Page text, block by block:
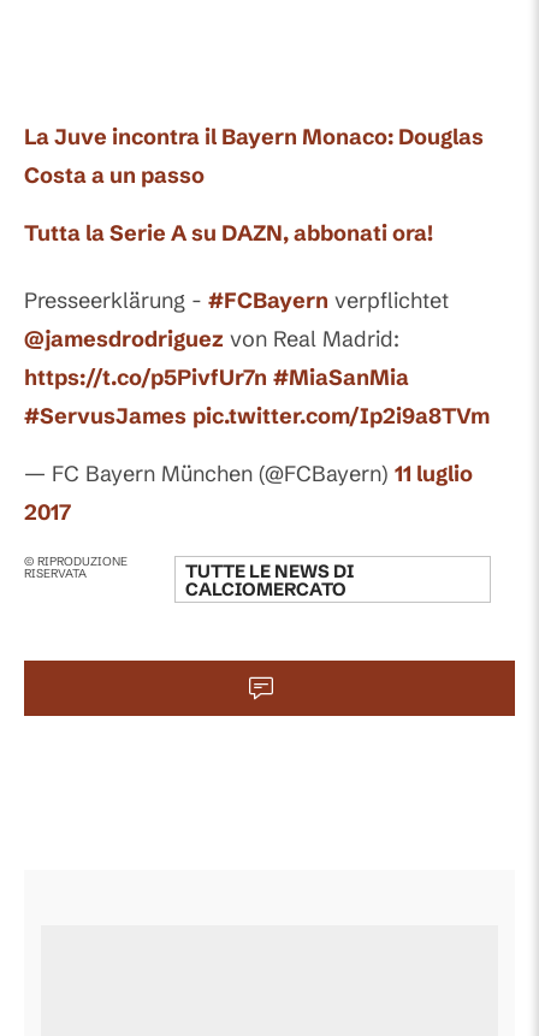
La Juve incontra il Bayern Monaco: Douglas
Costa a un passo
Tutta la Serie A su DAZN, abbonati ora!
Presseerklärung - #FCBayern verpflichtet
@jamesdrodriguez von Real Madrid:
https://t.co/p5PivfUr7n #MiaSanMia
#ServusJames pic.twitter.com/Ip2i9a8TVm
— FC Bayern München (@FCBayern) 11 luglio
2017
© RIPRODUZIONE
RISERVATA TUTTE LE NEWS DI
CALCIOMERCATO